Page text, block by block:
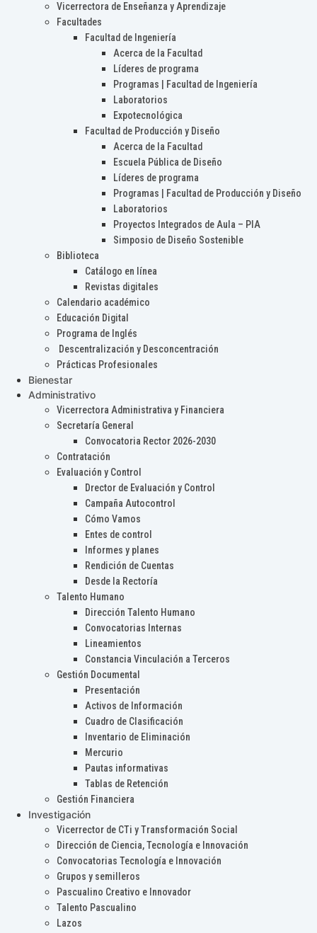
Vicerrectora de Enseñanza y Aprendizaje
Facultades
Facultad de Ingeniería
Acerca de la Facultad
Líderes de programa
Programas | Facultad de Ingeniería
Laboratorios
Expotecnológica
Facultad de Producción y Diseño
Acerca de la Facultad
Escuela Pública de Diseño
Líderes de programa
Programas | Facultad de Producción y Diseño
Laboratorios
Proyectos Integrados de Aula – PIA
Simposio de Diseño Sostenible
Biblioteca
Catálogo en línea
Revistas digitales
Calendario académico
Educación Digital
Programa de Inglés
Descentralización y Desconcentración
Prácticas Profesionales
Bienestar
Administrativo
Vicerrectora Administrativa y Financiera
Secretaría General
Convocatoria Rector 2026-2030
Contratación
Evaluación y Control
Drector de Evaluación y Control
Campaña Autocontrol
Cómo Vamos
Entes de control
Informes y planes
Rendición de Cuentas
Desde la Rectoría
Talento Humano
Dirección Talento Humano
Convocatorias Internas
Lineamientos
Constancia Vinculación a Terceros
Gestión Documental
Presentación
Activos de Información
Cuadro de Clasificación
Inventario de Eliminación
Mercurio
Pautas informativas
Tablas de Retención
Gestión Financiera
Investigación
Vicerrector de CTi y Transformación Social
Dirección de Ciencia, Tecnología e Innovación
Convocatorias Tecnología e Innovación
Grupos y semilleros
Pascualino Creativo e Innovador
Talento Pascualino
Lazos